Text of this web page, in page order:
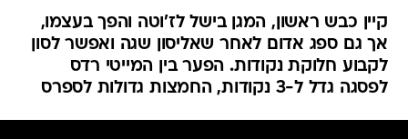
קיין כבש ראשון, המגן בישל לז'וטה והפך בעצמו,
אך גם ספג אדום לאחר שאליסון שגה ואפשר לסון
לקבוע חלוקת נקודות. הפער בין המייטי רדס
לפסגה גדל ל-3 נקודות, החמצות גדולות לספרס